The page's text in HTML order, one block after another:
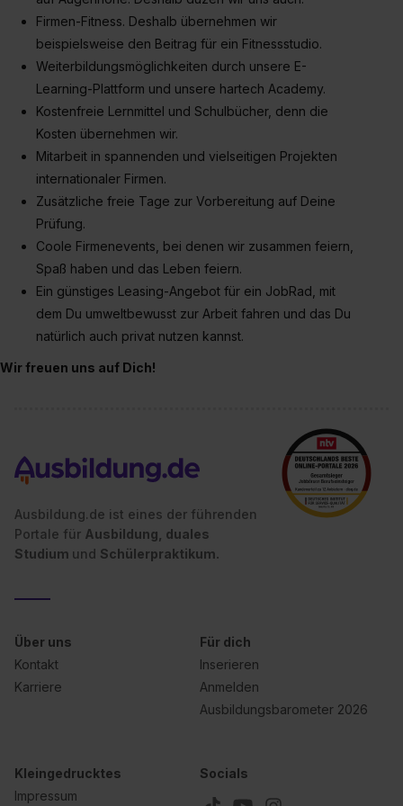
Dienste, ggfs. mit Sitz in den USA, übermittelt werden.
Eine Erlaubnis hierfür kannst du auch später noch im
Einzelfall bei dem jeweiligen Inhalt erteilen. Willst du nur
bestimmte Verwendungszwecke zulassen, triff deine
Auswahl über die Checkboxen und klick auf „Auswahl
erlauben“. Die Einwilligung zur Platzierung von Cookies
der Kategorien „Präferenzen“, „Statistiken“ und „Social
Media und Marketing“ umfasst hierbei die Einwilligung
zur Übermittlung deiner Daten in die USA (Art. 49 Abs. 1
S. 1 lit. a) DS-GVO). Die USA verfügen über kein
angemessenes Datenschutzniveau (EuGH – Schrems
II). Du kannst die von dir erteilte Einwilligung jederzeit mit
Wirkung für die Zukunft ganz oder teilweise über unsere
Datenschutzerklärung unter dem Punkt „Datenschutz-
Einstellungen“ widerrufen. Weitere Informationen zu den
einzelnen Cookies findest du durch Klick auf „Details
Impressum
Firmen-Fitness. Deshalb übernehmen wir
beispielsweise den Beitrag für ein Fitnessstudio.
Weiterbildungsmöglichkeiten durch unsere E-
Learning-Plattform und unsere hartech Academy.
Kostenfreie Lernmittel und Schulbücher, denn die
Kosten übernehmen wir.
Mitarbeit in spannenden und vielseitigen Projekten
internationaler Firmen.
Zusätzliche freie Tage zur Vorbereitung auf Deine
Prüfung.
Coole Firmenevents, bei denen wir zusammen feiern,
Spaß haben und das Leben feiern.
Ein günstiges Leasing-Angebot für ein JobRad, mit
dem Du umweltbewusst zur Arbeit fahren und das Du
natürlich auch privat nutzen kannst.
Wir freuen uns auf Dich!
Ausbildung.de ist eines der führenden
Portale für Ausbildung, duales
Studium und Schülerpraktikum.
Über uns
Kontakt
Karriere
Für dich
Inserieren
Anmelden
Ausbildungsbarometer 2026
Kleingedrucktes
Impressum
Socials